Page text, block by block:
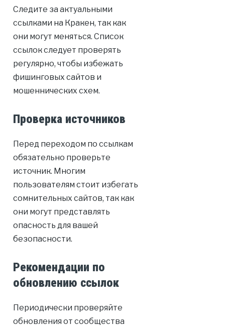
Следите за актуальными
ссылками на Кракен, так как
они могут меняться. Список
ссылок следует проверять
регулярно, чтобы избежать
фишинговых сайтов и
мошеннических схем.
Проверка источников
Перед переходом по ссылкам
обязательно проверьте
источник. Многим
пользователям стоит избегать
сомнительных сайтов, так как
они могут представлять
опасность для вашей
безопасности.
Рекомендации по
обновлению ссылок
Периодически проверяйте
обновления от сообщества